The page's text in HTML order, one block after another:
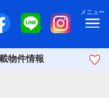
メニュー
物件情報